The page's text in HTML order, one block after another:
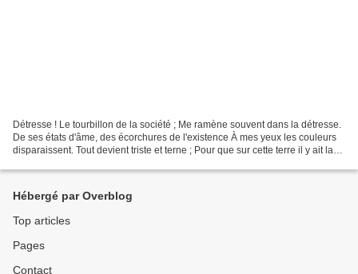
Détresse ! Le tourbillon de la société ; Me ramène souvent dans la détresse.
De ses états d'âme, des écorchures de l'existence À mes yeux les couleurs
disparaissent. Tout devient triste et terne ; Pour que sur cette terre il y ait la
Hébergé par Overblog
Top articles
Pages
Contact